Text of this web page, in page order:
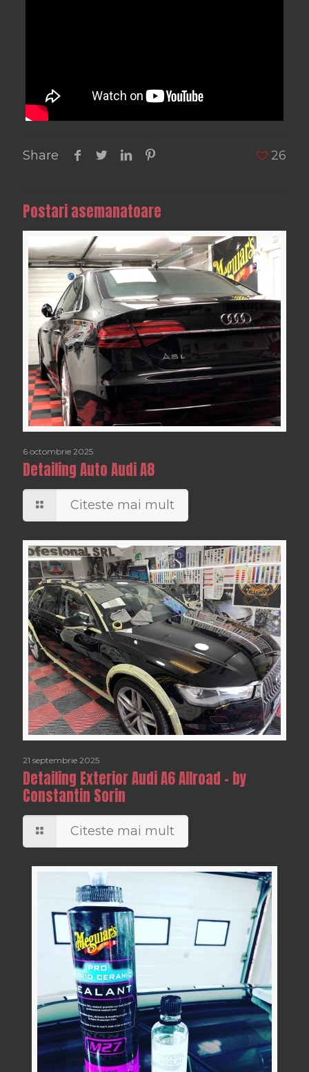
Share 26
Postari asemanatoare
6 octombrie 2025
Detailing Auto Audi A8
Citeste mai mult
21 septembrie 2025
Detailing Exterior Audi A6 Allroad – by
Constantin Sorin
Citeste mai mult